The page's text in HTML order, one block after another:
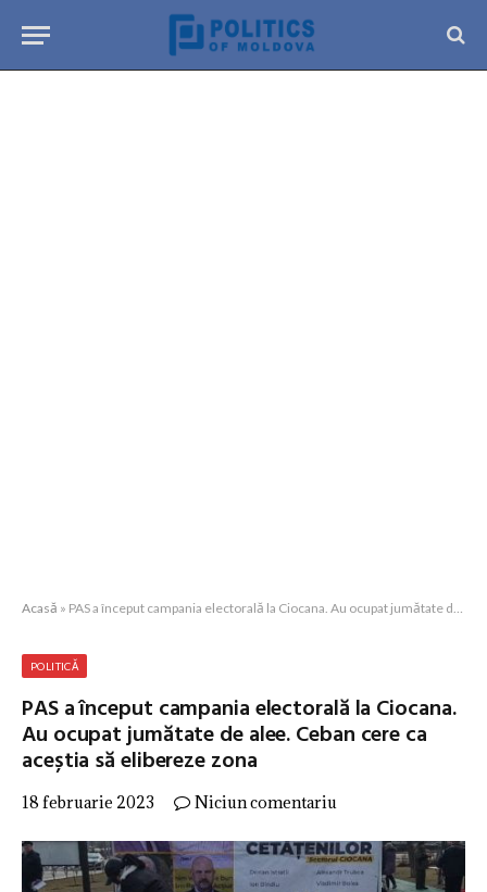
Acasă » PAS a început campania electorală la Ciocana. Au ocupat jumătate de alee. Ceban cere ca aceștia să elibereze zona
POLITICĂ
PAS a început campania electorală la Ciocana.
Au ocupat jumătate de alee. Ceban cere ca
aceștia să elibereze zona
18 februarie 2023 Niciun comentariu